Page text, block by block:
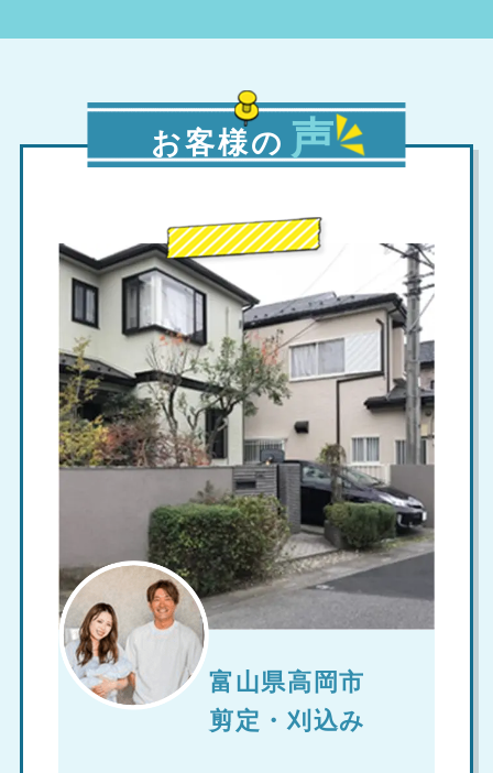
お客様の 声
富山県高岡市
剪定・刈込み